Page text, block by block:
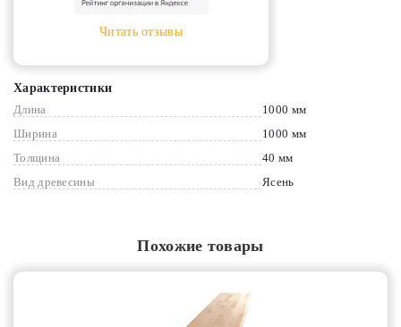
Читать отзывы
Характеристики
Длина
1000 мм
Ширина
1000 мм
Толщина
40 мм
Вид древесины
Ясень
Похожие товары